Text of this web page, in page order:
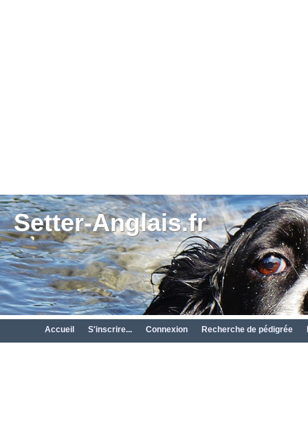
Setter-Anglais.fr
Accueil S'inscrire... Connexion Recherche de pédigrée